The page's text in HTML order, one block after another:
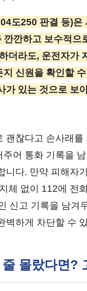
도250 판결 등)
깐하고 보수적으
더라도, 운전자가
신원을 확인할
가 있는 것으로 보
괜찮다고 손사래
어 통화 기록을
니다. 만약 피해자
체 없이 112에 전
신고 기록을 남겨
벽하게 차단할 수
몰랐다면?